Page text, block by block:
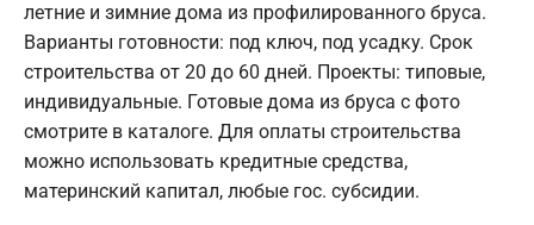
летние и зимние дома из профилированного бруса.
Варианты готовности: под ключ, под усадку. Срок
строительства от 20 до 60 дней. Проекты: типовые,
индивидуальные. Готовые дома из бруса с фото
смотрите в каталоге. Для оплаты строительства
можно использовать кредитные средства,
материнский капитал, любые гос. субсидии.